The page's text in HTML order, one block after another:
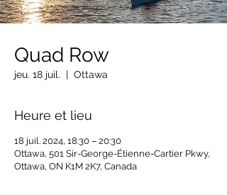
Quad Row
jeu. 18 juil.
  |
Ottawa
Heure et lieu
18 juil. 2024, 18:30 – 20:30
Ottawa, 501 Sir-George-Étienne-Cartier Pkwy,
Ottawa, ON K1M 2K7, Canada